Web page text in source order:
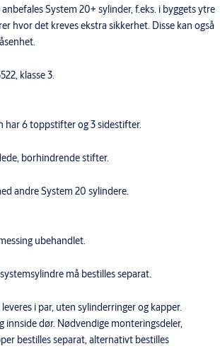
System 20+ sylinder, f.eks. i byggets ytre
hvor det kreves ekstra sikkerhet. Disse kan også
klasse 3.
har 6 toppstifter og 3 sidestifter.
borhindrende stifter.
andre System 20 sylindere.
ubehandlet.
må bestilles separat.
i par, uten sylinderringer og kapper.
innside dør. Nødvendige monteringsdeler,
bestilles separat, alternativt bestilles